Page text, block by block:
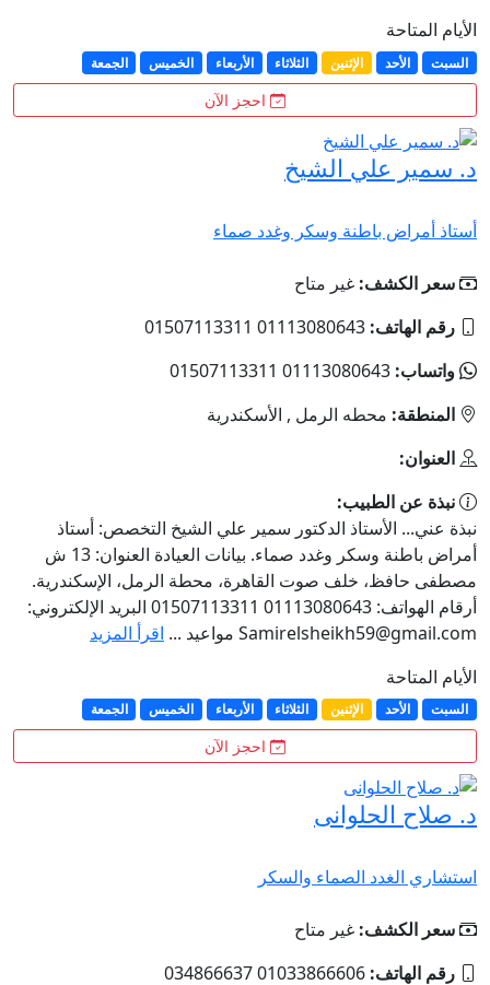
الأيام المتاحة
السبت الأحد الإثنين الثلاثاء الأربعاء الخميس الجمعة
احجز الآن
د. سمير علي الشيخ
أستاذ أمراض باطنة وسكر وغدد صماء
سعر الكشف: غير متاح
رقم الهاتف: 01113080643 01507113311
واتساب: 01113080643 01507113311
المنطقة: محطه الرمل , الأسكندرية
العنوان:
نبذة عن الطبيب:
نبذة عني... الأستاذ الدكتور سمير علي الشيخ التخصص: أستاذ
أمراض باطنة وسكر وغدد صماء. بيانات العيادة العنوان: 13 ش
مصطفى حافظ، خلف صوت القاهرة، محطة الرمل، الإسكندرية.
أرقام الهواتف: 01113080643 01507113311 البريد الإلكتروني:
Samirelsheikh59@gmail.com مواعيد ... اقرأ المزيد
الأيام المتاحة
السبت الأحد الإثنين الثلاثاء الأربعاء الخميس الجمعة
احجز الآن
د. صلاح الحلوانى
استشاري الغدد الصماء والسكر
سعر الكشف: غير متاح
رقم الهاتف: 01033866606 034866637